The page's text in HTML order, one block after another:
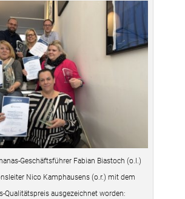
Geschäftsführer Fabian Biastoch (o.l.)
Nico Kamphausens (o.r.) mit dem
Qualitätspreis ausgezeichnet worden: